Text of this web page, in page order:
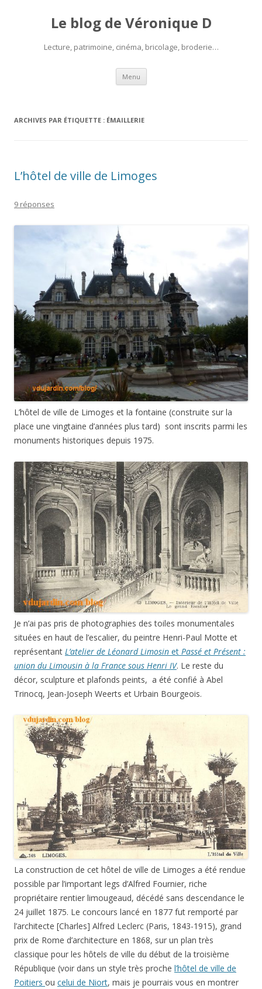
Le blog de Véronique D
Lecture, patrimoine, cinéma, bricolage, broderie…
Menu Aller
contenu
ARCHIVES PAR ÉTIQUETTE : ÉMAILLERIE
L’hôtel de ville de Limoges
9 réponses
L’hôtel de ville de Limoges et la fontaine (construite sur la
place une vingtaine d’années plus tard) sont inscrits parmi les
monuments historiques depuis 1975.
Je n’ai pas pris de photographies des toiles monumentales
situées en haut de l’escalier, du peintre Henri-Paul Motte et
représentant L’atelier de Léonard Limosin et Passé et Présent :
union du Limousin à la France sous Henri IV. Le reste du
décor, sculpture et plafonds peints, a été confié à Abel
Trinocq, Jean-Joseph Weerts et Urbain Bourgeois.
La construction de cet hôtel de ville de Limoges a été rendue
possible par l’important legs d’Alfred Fournier, riche
propriétaire rentier limougeaud, décédé sans descendance le
24 juillet 1875. Le concours lancé en 1877 fut remporté par
l’architecte [Charles] Alfred Leclerc (Paris, 1843-1915), grand
prix de Rome d’architecture en 1868, sur un plan très
classique pour les hôtels de ville du début de la troisième
République (voir dans un style très proche l’hôtel de ville de
Poitiers ou celui de Niort, mais je pourrais vous en montrer